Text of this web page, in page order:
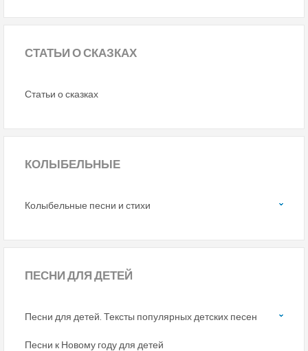
СТАТЬИО СКАЗКАХ
Статьи о сказках
КОЛЫБЕЛЬНЫЕ
Колыбельные песни и стихи
ПЕСНИДЛЯ ДЕТЕЙ
Песни для детей. Тексты популярных детских песен
Песни к Новому году для детей